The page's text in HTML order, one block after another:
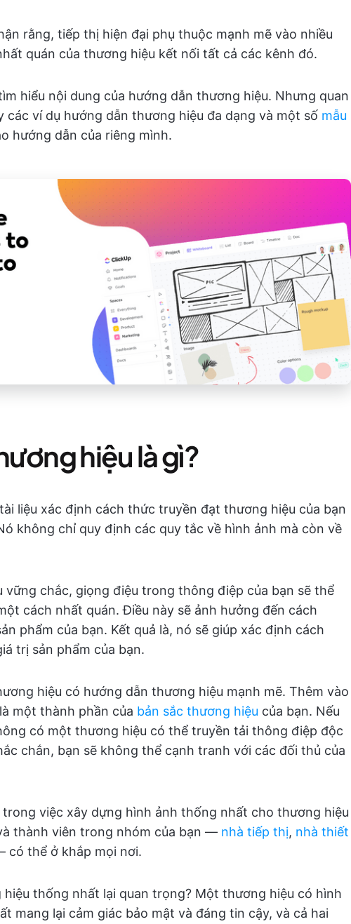
rằng, tiếp thị hiện đại phụ thuộc mạnh mẽ vào nhiều
quán của thương hiệu kết nối tất cả các kênh đó.
hiểu nội dung của hướng dẫn thương hiệu. Nhưng quan
ví dụ hướng dẫn thương hiệu đa dạng và một số mẫu
hướng dẫn của riêng mình.
hiệu là gì?
liệu xác định cách thức truyền đạt thương hiệu của bạn
không chỉ quy định các quy tắc về hình ảnh mà còn về
vững chắc, giọng điệu trong thông điệp của bạn sẽ thể
cách nhất quán. Điều này sẽ ảnh hưởng đến cách
phẩm của bạn. Kết quả là, nó sẽ giúp xác định cách
trị sản phẩm của bạn.
hiệu có hướng dẫn thương hiệu mạnh mẽ. Thêm vào
một thành phần của bản sắc thương hiệu của bạn. Nếu
có một thương hiệu có thể truyền tải thông điệp độc
chắn, bạn sẽ không thể cạnh tranh với các đối thủ của
trong việc xây dựng hình ảnh thống nhất cho thương hiệu
thành viên trong nhóm của bạn — nhà tiếp thị, nhà thiết
có thể ở khắp mọi nơi.
thống nhất lại quan trọng? Một thương hiệu có hình
mang lại cảm giác bảo mật và đáng tin cậy, và cả hai